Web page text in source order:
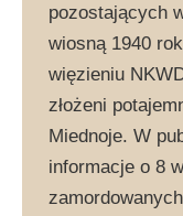
pozostających
wiosną 1940
więzieniu
złożeni
Miednoje. W
informacje o 8